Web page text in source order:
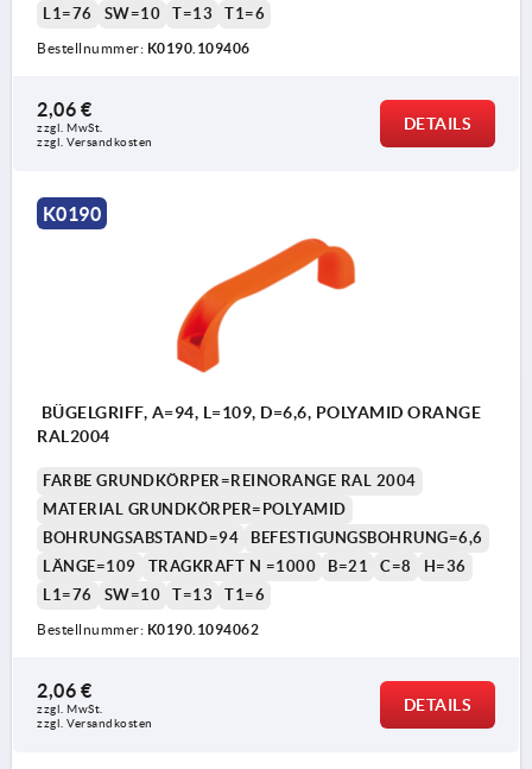
L1=76
SW=10 T=13 T1=6
Bestellnummer: K0190.109406
2,06 €
zzgl. MwSt.
zzgl. Versandkosten
DETAILS
K0190
BÜGELGRIFF, A=94, L=109, D=6,6, POLYAMID ORANGE
RAL2004
FARBE GRUNDKÖRPER=REINORANGE RAL 2004
MATERIAL GRUNDKÖRPER=POLYAMID
BOHRUNGSABSTAND=94
BEFESTIGUNGSBOHRUNG=6,6
LÄNGE=109
TRAGKRAFT N =1000 B=21 C=8
H=36
L1=76
SW=10 T=13 T1=6
Bestellnummer: K0190.1094062
2,06 €
zzgl. MwSt.
zzgl. Versandkosten
DETAILS